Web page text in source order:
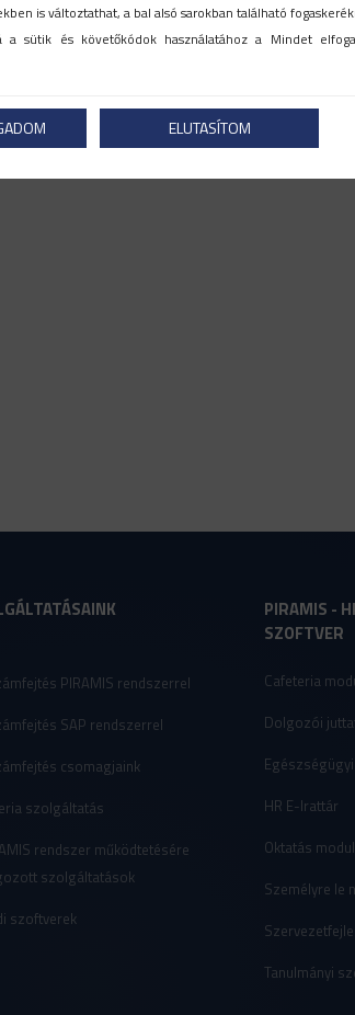
PIRAMIS rendszerrel
SAP rendszerrel
csomagjaink
szolgáltatás
rendszer működtetésére
szolgáltatások
szoftverek
PIRAMIS -
SZOFTVER
Cafeteria
Dolgozói
HR E-Irattár
Oktatás modul
Személyre le
Tanulmányi
is változtathat, a bal alsó sarokban található
sütik és követőkódok használatához a Mindet
ELUTASÍTOM